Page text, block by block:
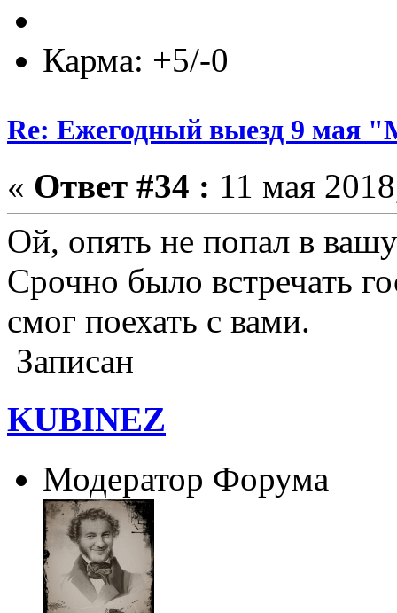
Карма: +5/-0
Re: Ежегодный выезд 9 мая
« Ответ #34 : 11 мая
Ой, опять не попал в
Срочно было встречать
смог поехать с вами.
Записан
KUBINEZ
Модератор Форума